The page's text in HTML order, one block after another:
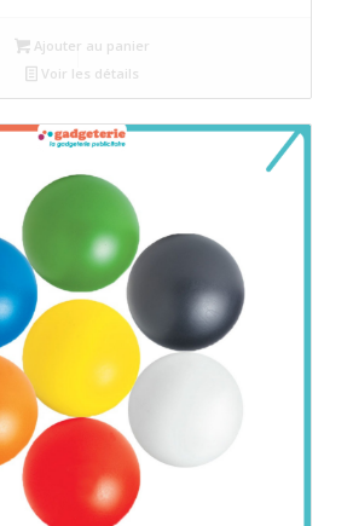
Ajouter au panier
Voir les détails